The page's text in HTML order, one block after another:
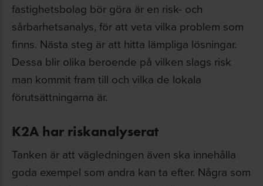
fastighetsbolag bör göra är en risk- och
sårbarhetsanalys, för att veta vilka problem som
finns. Nästa steg är att hitta lämpliga lösningar.
Dessa blir olika beroende på vilken slags risk
man kommit fram till och vilka de lokala
förutsättningarna är.
K2A har riskanalyserat
Tanken är att vägledningen även ska innehålla
goda exempel som andra kan ta efter. Några som